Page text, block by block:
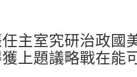
任主室究研治政國
上題議略戰在能